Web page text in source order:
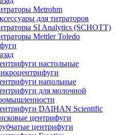
Metrohm
для титраторов
SI Analytics (SCHOTT)
Mettler Toledo
настольные
напольные
для молочной
DAIHAN Scientific
центрифуги
центрифуги